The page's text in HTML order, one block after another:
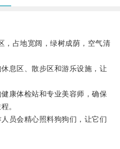
占地宽阔，绿树成荫，空气清
区、散步区和游乐设施，让
体检站和专业美容师，确保
。
会精心照料狗狗们，让它们